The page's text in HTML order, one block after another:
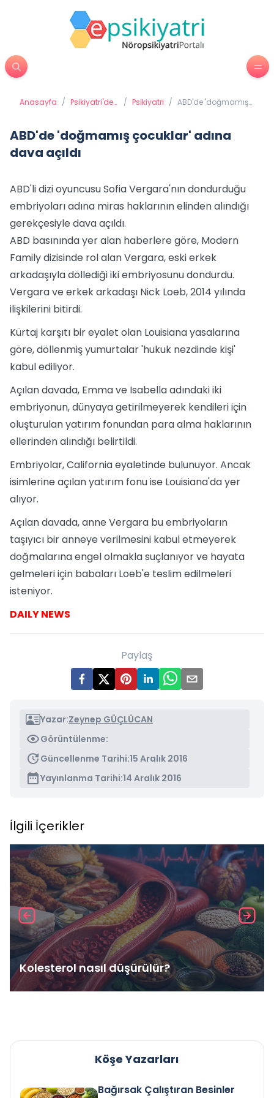
Anasayfa / Psikiyatri'de
/ Psikiyatri / ABD'de 'doğmamış
ABD'de 'doğmamış çocuklar' adına
dava açıldı
ABD'li dizi oyuncusu Sofia Vergara'nın dondurduğu
embriyoları adına miras haklarının elinden alındığı
gerekçesiyle dava açıldı.
ABD basınında yer alan haberlere göre, Modern
Family dizisinde rol alan Vergara, eski erkek
arkadaşıyla döllediği iki embriyosunu dondurdu.
Vergara ve erkek arkadaşı Nick Loeb, 2014 yılında
ilişkilerini bitirdi.
Kürtaj karşıtı bir eyalet olan Louisiana yasalarına
göre, döllenmiş yumurtalar 'hukuk nezdinde kişi'
kabul ediliyor.
Açılan davada, Emma ve Isabella adındaki iki
embriyonun, dünyaya getirilmeyerek kendileri için
oluşturulan yatırım fonundan para alma haklarının
ellerinden alındığı belirtildi.
Embriyolar, California eyaletinde bulunuyor. Ancak
isimlerine açılan yatırım fonu ise Louisiana'da yer
alıyor.
Açılan davada, anne Vergara bu embriyoların
taşıyıcı bir anneye verilmesini kabul etmeyerek
doğmalarına engel olmakla suçlanıyor ve hayata
gelmeleri için babaları Loeb'e teslim edilmeleri
isteniyor.
DAILY NEWS
Paylaş
Yazar:Zeynep GÜÇLÜCAN
Görüntülenme:
Güncellenme Tarihi:15 Aralık 2016
Yayınlanma Tarihi:14 Aralık 2016
İlgili İçerikler
Kolesterol nasıl düşürülür?
Köşe Yazarları
Bağırsak Çalıştıran Besinler